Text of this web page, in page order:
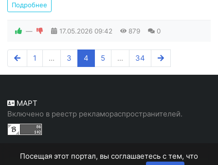
Подробнее
— 17.05.2026 09:42 879 0
1 ... 3 4 5 ... 34
МАРТ
Включено в реестр рекламораспространителей.
Посещая этот портал, вы соглашаетесь с тем, что